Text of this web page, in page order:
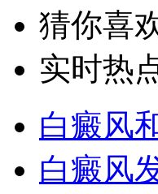
猜你喜
实时热
白癜风
白癜风